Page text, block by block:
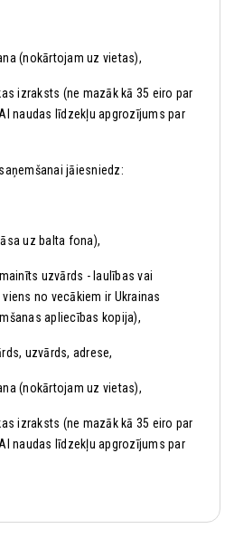
(nokārtojam uz vietas),
izraksts (ne mazāk kā 35 eiro par
naudas līdzekļu apgrozījums par
jāiesniedz:
uz balta fona),
uzvārds - laulības vai
no vecākiem ir Ukrainas
apliecības kopija),
uzvārds, adrese,
(nokārtojam uz vietas),
izraksts (ne mazāk kā 35 eiro par
naudas līdzekļu apgrozījums par